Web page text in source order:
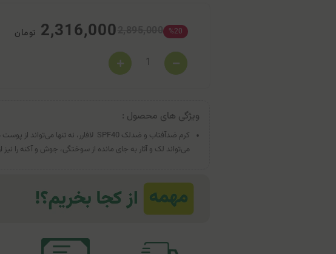
%20
2,316,000 تومان
ویژگی های محصول :
می‌تواند لک و آثار به جای مانده از سوختگی، جوش و آکنه را نیز